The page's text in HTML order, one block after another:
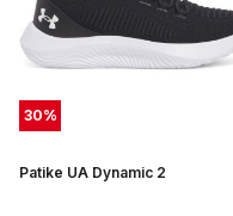
30%
Patike UA Dynamic 2